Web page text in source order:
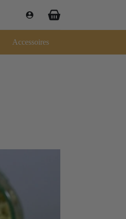
Panier
Accessoires